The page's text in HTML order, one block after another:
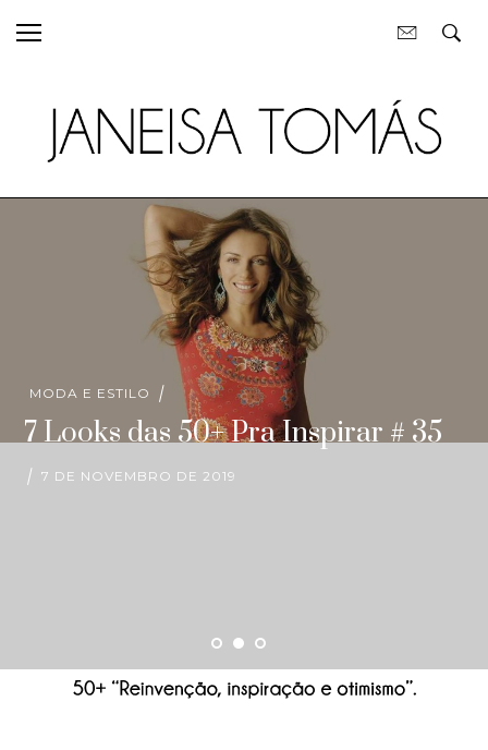
MODA E ESTILO
7 Looks das 50+ Pra Inspirar # 35
7 DE NOVEMBRO DE 2019